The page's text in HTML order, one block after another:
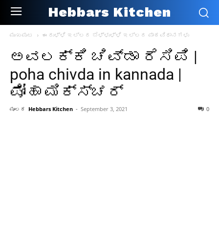
Hebbars Kitchen
ಮುಖಪುಟ ಈರುಳ್ಳಿ ಇಲ್ಲದ ಬೆಳ್ಳುಳ್ಳಿ ಇಲ್ಲದ ಪಾಕವಿಧಾನಗಳು
ಅವಲಕ್ಕಿ ಚಿವ್ಡಾ ರೆಸಿಪಿ |
poha chivda in kannada |
ಪೋಹಾ ಮಿಕ್ಸ್ಚರ್
ಮೂಲಕ Hebbars Kitchen - September 3, 2021 0